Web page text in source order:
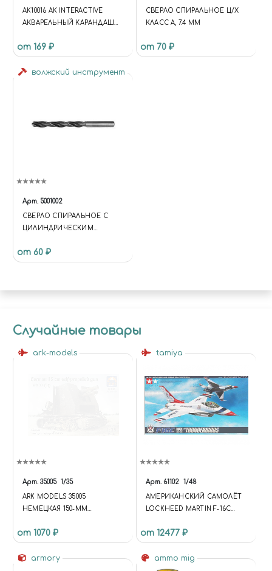
AK10016 AK INTERACTIVE
АКВАРЕЛЬНЫЙ КАРАНДАШ
ДЕРЕВА" / WATERCOLOR
PENCIL LIGHT CHIPPING FOR
WOOD
от 169 ₽
СВЕРЛО СПИРАЛЬНОЕ Ц/Х
КЛАСС А, 7.4 ММ
от 70 ₽
волжский инструмент
Арт. 5001002
СВЕРЛО СПИРАЛЬНОЕ С
ЦИЛИНДРИЧЕСКИМ
от 60 ₽
Случайные товары
ark-models
Арт. 35005 1/35
ARK MODELS 35005
НЕМЕЦКАЯ 150-ММ
ГАУБИЦА «БИЗОН» SIG 33 (SF)
от 1070 ₽
tamiya
Арт. 61102 1/48
АМЕРИКАНСКИЙ САМОЛЁТ
LOCKHEED MARTIN F-16C
THUNDERBIRDS (1:48)
от 12477 ₽
armory ammo mig